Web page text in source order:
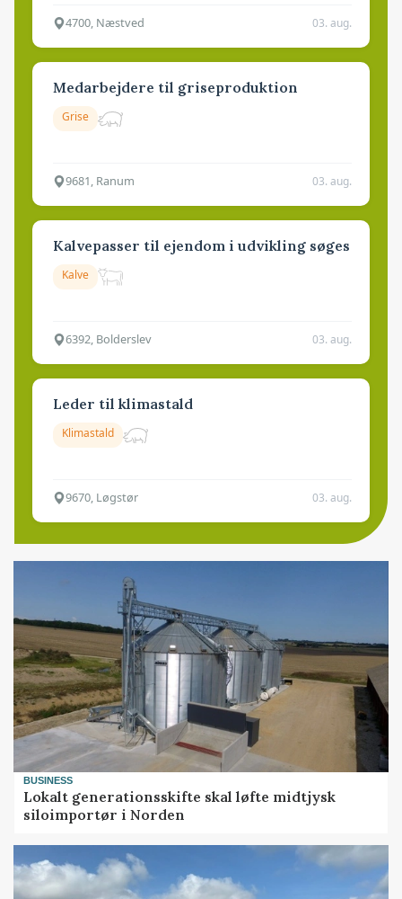
4700, Næstved 03. aug.
Medarbejdere til griseproduktion
Grise
9681, Ranum 03. aug.
Kalvepasser til ejendom i udvikling søges
Kalve
6392, Bolderslev 03. aug.
Leder til klimastald
Klimastald
9670, Løgstør 03. aug.
BUSINESS
Lokalt generationsskifte skal løfte midtjysk
siloimportør i Norden